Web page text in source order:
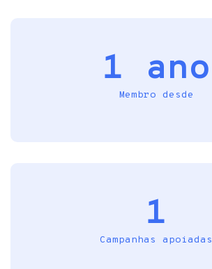
1 ano
Membro desde
1
Campanhas apoiadas